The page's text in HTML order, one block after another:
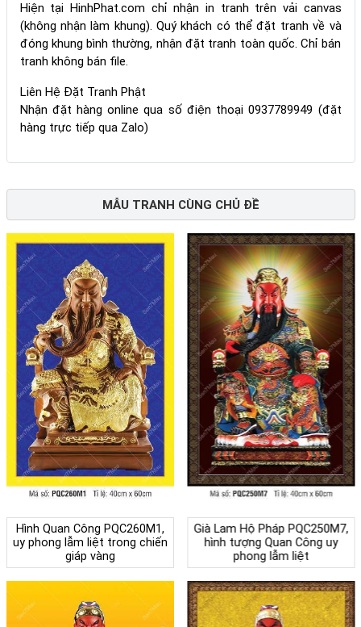
Hiện tại HinhPhat.com chỉ nhận in tranh trên vải canvas
(không nhận làm khung). Quý khách có thể đặt tranh về và
đóng khung bình thường, nhận đặt tranh toàn quốc. Chỉ bán
tranh không bán file.
Liên Hệ Đặt Tranh Phật
Nhận đặt hàng online qua số điện thoại 0937789949 (đặt
hàng trực tiếp qua Zalo)
MẪU TRANH CÙNG CHỦ ĐỀ
Hình Quan Công PQC260M1,
uy phong lẫm liệt trong chiến
giáp vàng
Già Lam Hộ Pháp PQC250M7,
hình tượng Quan Công uy
phong lẫm liệt